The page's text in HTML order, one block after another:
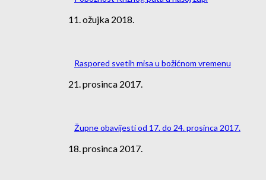
11. ožujka 2018.
Raspored svetih misa u božićnom vremenu
21. prosinca 2017.
Župne obavijesti od 17. do 24. prosinca 2017.
18. prosinca 2017.